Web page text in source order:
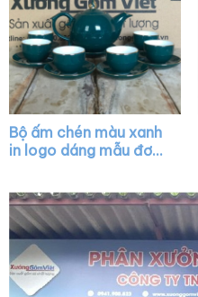
Bộ ấm chén màu xanh
in logo dáng mẫu đơn